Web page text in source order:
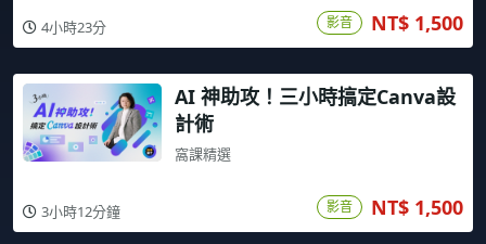
4小時23分 影音 NT$ 1,500
AI 神助攻！三小時搞定Canva設
計術
窩課精選
3小時12分鐘 影音 NT$ 1,500